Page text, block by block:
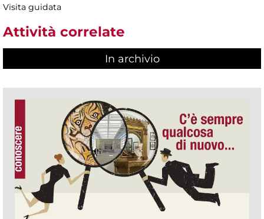
Visita guidata
Attività correlate
In archivio